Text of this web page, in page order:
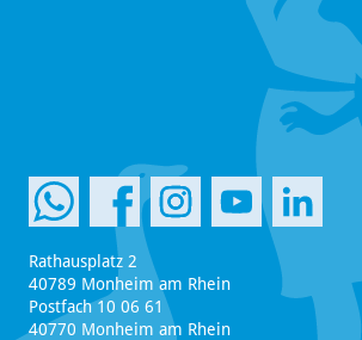
Rathausplatz 2
40789 Monheim am Rhein
Postfach 10 06 61
40770 Monheim am Rhein